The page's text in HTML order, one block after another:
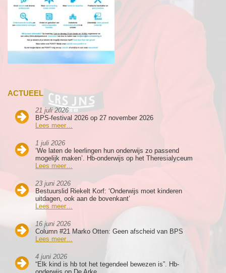
ACTUEEL
21 juli 2026
BPS-festival 2026 op 27 november 2026
Lees meer…
1 juli 2026
‘We laten de leerlingen hun onderwijs zo passend
mogelijk maken’. Hb-onderwijs op het Theresialyceum
Lees meer…
23 juni 2026
Bestuurslid Riekelt Korf: ‘Onderwijs moet kinderen
uitdagen, ook aan de bovenkant’
Lees meer…
16 juni 2026
Column #21 Marko Otten: Geen afscheid van BPS
Lees meer…
4 juni 2026
“Elk kind is hb tot het tegendeel bewezen is”. Hb-